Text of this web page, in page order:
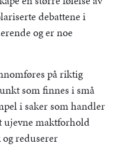
debattene i
og er noe
på riktig
som finnes i små
i saker som handler
ujevne maktforhold
reduserer